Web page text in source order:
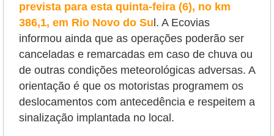
prevista para esta quinta-feira (6), no km
386,1, em Rio Novo do Su l. A Ecovias
informou ainda que as operações poderão ser
canceladas e remarcadas em caso de chuva ou
de outras condições meteorológicas adversas. A
orientação é que os motoristas programem os
deslocamentos com antecedência e respeitem a
sinalização implantada no local.